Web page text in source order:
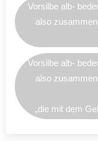
Vorsilbe alb-
also
Vorsilbe alb-
also
„die mit dem